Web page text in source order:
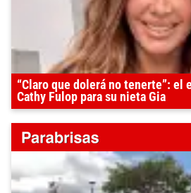
“Claro que dolerá no tenerte”: el
Cathy Fulop para su nieta Gia